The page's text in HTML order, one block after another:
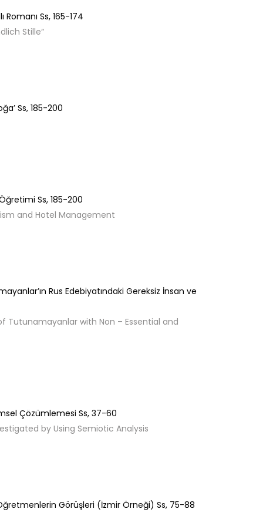
Romanı Ss, 165-174
Stille“
Ss, 185-200
Ss, 185-200
and Hotel Management
Rus Edebiyatındaki Gereksiz İnsan ve
Tutunamayanlar with Non – Essential and
Çözümlemesi Ss, 37-60
by Using Semiotic Analysis
Görüşleri (İzmir Örneği) Ss, 75-88